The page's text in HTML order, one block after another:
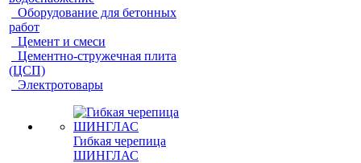
Оборудование для бетонных
работ
Цемент и смеси
Цементно-стружечная плита
(ЦСП)
Электротовары
Гибкая черепица
ШИНГЛАС